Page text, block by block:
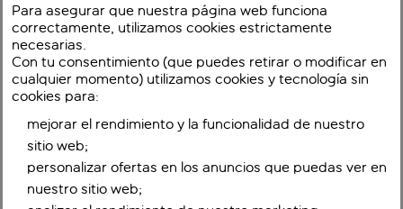
Para asegurar que nuestra página web funciona
correctamente, utilizamos cookies estrictamente
necesarias.
Con tu consentimiento (que puedes retirar o modificar en
cualquier momento) utilizamos cookies y tecnología sin
cookies para:
mejorar el rendimiento y la funcionalidad de nuestro
sitio web;
personalizar ofertas en los anuncios que puedas ver en
nuestro sitio web;